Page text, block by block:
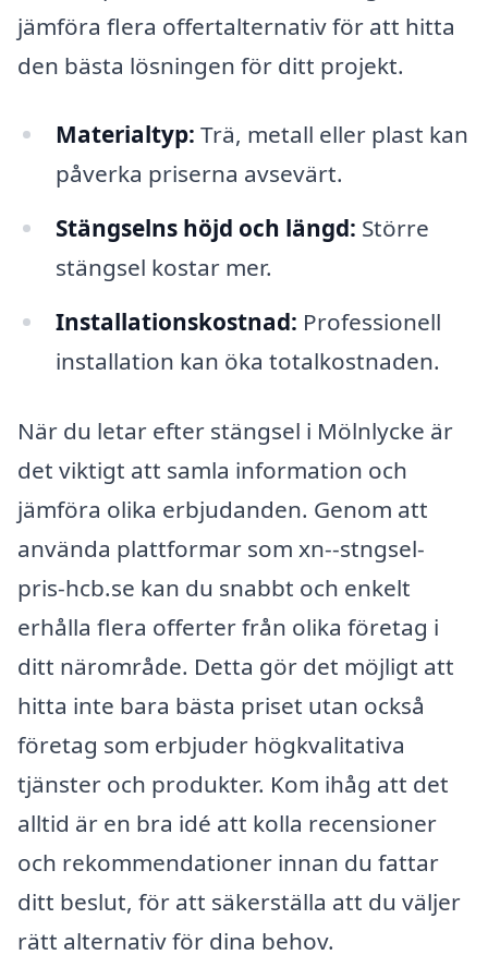
jämföra flera offertalternativ för att hitta
den bästa lösningen för ditt projekt.
Materialtyp: Trä, metall eller plast kan
påverka priserna avsevärt.
Stängselns höjd och längd: Större
stängsel kostar mer.
Installationskostnad: Professionell
installation kan öka totalkostnaden.
När du letar efter stängsel i Mölnlycke är
det viktigt att samla information och
jämföra olika erbjudanden. Genom att
använda plattformar som xn--stngsel-
pris-hcb.se kan du snabbt och enkelt
erhålla flera offerter från olika företag i
ditt närområde. Detta gör det möjligt att
hitta inte bara bästa priset utan också
företag som erbjuder högkvalitativa
tjänster och produkter. Kom ihåg att det
alltid är en bra idé att kolla recensioner
och rekommendationer innan du fattar
ditt beslut, för att säkerställa att du väljer
rätt alternativ för dina behov.